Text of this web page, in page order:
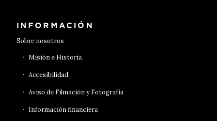
INFORMACIÓN
Sobre nosotros
Misión e Historia
Accesibilidad
Aviso de Filmación y Fotografía
Información financiera